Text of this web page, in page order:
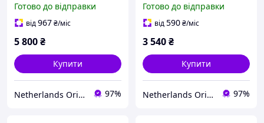
Готово до відправки
від967₴/міс
5 800₴
Купити
Netherlands Original Parts 97%
Готово до відправки
від590₴/міс
3 540₴
Купити
Netherlands Original Parts 97%